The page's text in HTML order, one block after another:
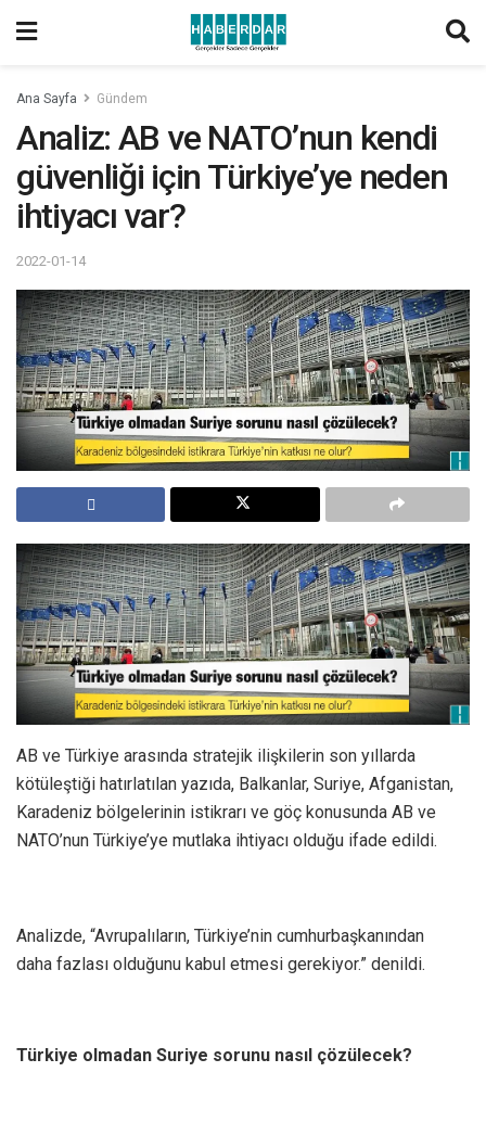
Ana Sayfa Gündem
Analiz: AB ve NATO’nun kendi
güvenliği için Türkiye’ye neden
ihtiyacı var?
2022-01-14
AB ve Türkiye arasında stratejik ilişkilerin son yıllarda
kötüleştiği hatırlatılan yazıda, Balkanlar, Suriye, Afganistan,
Karadeniz bölgelerinin istikrarı ve göç konusunda AB ve
NATO’nun Türkiye’ye mutlaka ihtiyacı olduğu ifade edildi.
Analizde, “Avrupalıların, Türkiye’nin cumhurbaşkanından
daha fazlası olduğunu kabul etmesi gerekiyor.” denildi.
Türkiye olmadan Suriye sorunu nasıl çözülecek?